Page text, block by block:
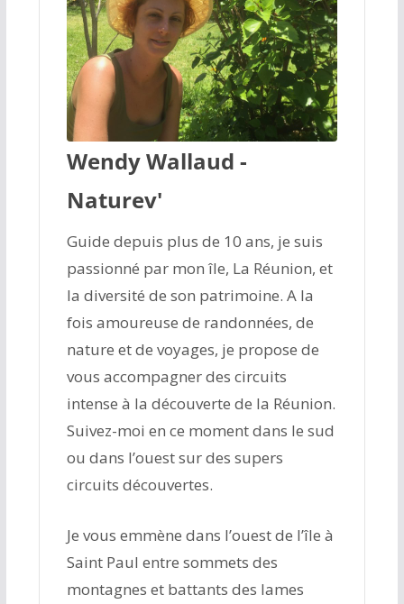
Wendy Wallaud -
Naturev'
Guide depuis plus de 10 ans, je suis
passionné par mon île, La Réunion, et
la diversité de son patrimoine. A la
fois amoureuse de randonnées, de
nature et de voyages, je propose de
vous accompagner des circuits
intense à la découverte de la Réunion.
Suivez-moi en ce moment dans le sud
ou dans l’ouest sur des supers
circuits découvertes.
Je vous emmène dans l’ouest de l’île à
Saint Paul entre sommets des
montagnes et battants des lames